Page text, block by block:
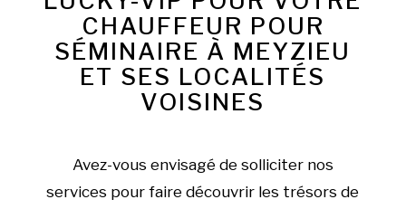
CHAUFFEUR POUR
SÉMINAIRE À MEYZIEU
ET SES LOCALITÉS
VOISINES
Avez-vous envisagé de solliciter nos
services pour faire découvrir les trésors de